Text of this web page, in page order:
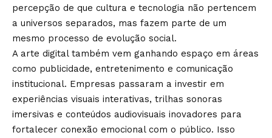
percepção de que cultura e tecnologia não pertencem
a universos separados, mas fazem parte de um
mesmo processo de evolução social.
A arte digital também vem ganhando espaço em áreas
como publicidade, entretenimento e comunicação
institucional. Empresas passaram a investir em
experiências visuais interativas, trilhas sonoras
imersivas e conteúdos audiovisuais inovadores para
fortalecer conexão emocional com o público. Isso